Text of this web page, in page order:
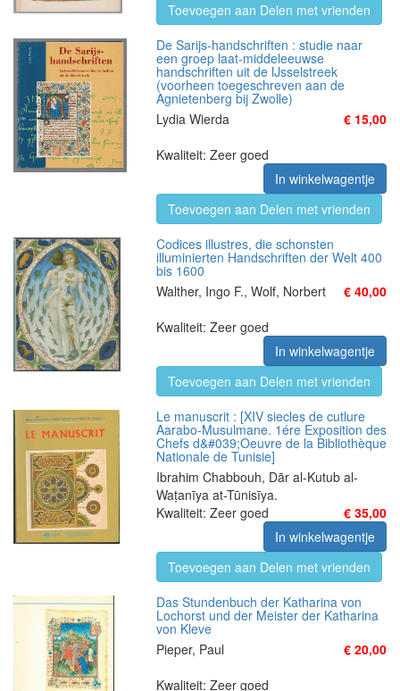
Toevoegen aan Delen met vrienden
De Sarijs-handschriften : studie naar
een groep laat-middeleeuwse
handschriften uit de IJsselstreek
(voorheen toegeschreven aan de
Agnietenberg bij Zwolle)
Lydia Wierda
€ 15,00
Kwaliteit: Zeer goed
In winkelwagentje
Toevoegen aan Delen met vrienden
Codices illustres, die schonsten
illuminierten Handschriften der Welt 400
bis 1600
Walther, Ingo F., Wolf, Norbert
€ 40,00
Kwaliteit: Zeer goed
In winkelwagentje
Toevoegen aan Delen met vrienden
Le manuscrit : [XIV siecles de cutlure
Aarabo-Musulmane. 1ére Exposition des
Chefs d&#039;Oeuvre de la Bibliothèque
Nationale de Tunisie]
Ibrahim Chabbouh, Dār al-Kutub al-
Waṭanīya at-Tūnisīya.
€ 35,00
Kwaliteit: Zeer goed
In winkelwagentje
Toevoegen aan Delen met vrienden
Das Stundenbuch der Katharina von
Lochorst und der Meister der Katharina
von Kleve
Pieper, Paul
€ 20,00
Kwaliteit: Zeer goed